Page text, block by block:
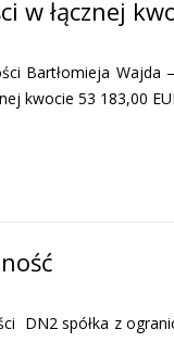
w łącznej
Bartłomieja
kwocie 53 183,00
DN2 spółka z